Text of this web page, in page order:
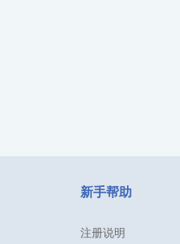
新手帮助
注册说明